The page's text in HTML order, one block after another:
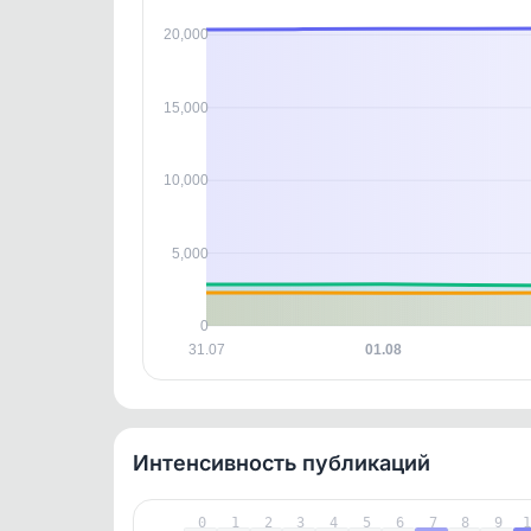
31.07 01.08
20,000
15,000
10,000
5,000
0
Интенсивность публикаций
0 1 2 3 4 5 6 7 8 9